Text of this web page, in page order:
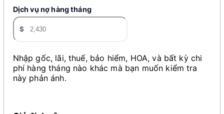
Dịch vụ nợ hàng tháng
$
Nhập gốc, lãi, thuế, bảo hiểm, HOA, và bất kỳ chi
phí hàng tháng nào khác mà bạn muốn kiểm tra
này phản ánh.